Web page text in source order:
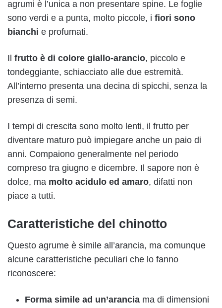
agrumi è l’unica a non presentare spine. Le foglie
sono verdi e a punta, molto piccole, i fiori sono
bianchi e profumati.
Il frutto è di colore giallo-arancio, piccolo e
tondeggiante, schiacciato alle due estremità.
All’interno presenta una decina di spicchi, senza la
presenza di semi.
I tempi di crescita sono molto lenti, il frutto per
diventare maturo può impiegare anche un paio di
anni. Compaiono generalmente nel periodo
compreso tra giugno e dicembre. Il sapore non è
dolce, ma molto acidulo ed amaro, difatti non
piace a tutti.
Caratteristiche del chinotto
Questo agrume è simile all’arancia, ma comunque
alcune caratteristiche peculiari che lo fanno
riconoscere:
Forma simile ad un’arancia ma di dimensioni